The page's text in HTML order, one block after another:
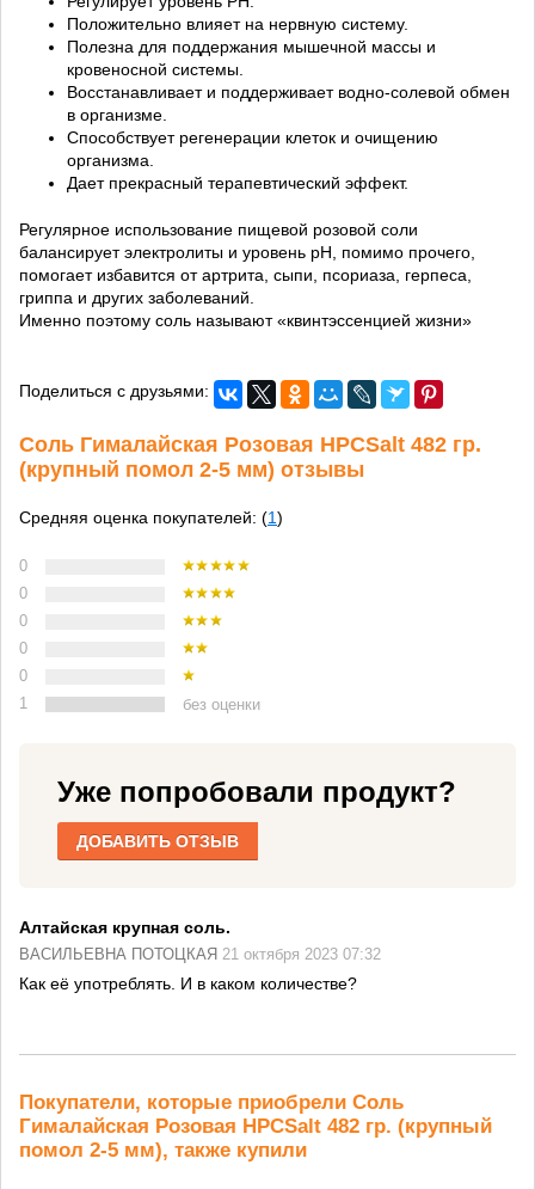
Положительно влияет на нервную систему.
Полезна для поддержания мышечной массы и
кровеносной системы.
Восстанавливает и поддерживает водно-солевой обмен
в организме.
Способствует регенерации клеток и очищению
организма.
Дает прекрасный терапевтический эффект.
Регулярное использование пищевой розовой соли
балансирует электролиты и уровень pH, помимо прочего,
помогает избавится от артрита, сыпи, псориаза, герпеса,
гриппа и других заболеваний.
Именно поэтому соль называют «квинтэссенцией жизни»
Поделиться с друзьями:
Соль Гималайская Розовая HPCSalt 482 гр.
(крупный помол 2-5 мм) отзывы
Средняя оценка покупателей: (1)
0
0
0
0
0
1
без оценки
Уже попробовали продукт?
ДОБАВИТЬ ОТЗЫВ
Алтайская крупная соль.
ВАСИЛЬЕВНА ПОТОЦКАЯ 21 октября 2023 07:32
Как её употреблять. И в каком количестве?
Покупатели, которые приобрели Соль
Гималайская Розовая HPCSalt 482 гр. (крупный
помол 2-5 мм), также купили